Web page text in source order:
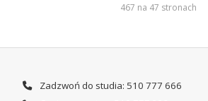
467 na 47 stronach
Zadzwoń do studia: 510 777 666